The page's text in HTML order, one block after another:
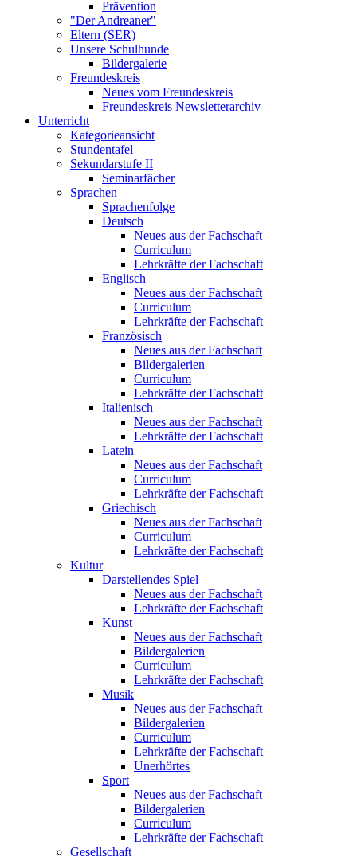
Prävention
"Der Andreaner"
Eltern (SER)
Unsere Schulhunde
Bildergalerie
Freundeskreis
Neues vom Freundeskreis
Freundeskreis Newsletterarchiv
Unterricht
Kategorieansicht
Stundentafel
Sekundarstufe II
Seminarfächer
Sprachen
Sprachenfolge
Deutsch
Neues aus der Fachschaft
Curriculum
Lehrkräfte der Fachschaft
Englisch
Neues aus der Fachschaft
Curriculum
Lehrkräfte der Fachschaft
Französisch
Neues aus der Fachschaft
Bildergalerien
Curriculum
Lehrkräfte der Fachschaft
Italienisch
Neues aus der Fachschaft
Lehrkräfte der Fachschaft
Latein
Neues aus der Fachschaft
Curriculum
Lehrkräfte der Fachschaft
Griechisch
Neues aus der Fachschaft
Curriculum
Lehrkräfte der Fachschaft
Kultur
Darstellendes Spiel
Neues aus der Fachschaft
Lehrkräfte der Fachschaft
Kunst
Neues aus der Fachschaft
Bildergalerien
Curriculum
Lehrkräfte der Fachschaft
Musik
Neues aus der Fachschaft
Bildergalerien
Curriculum
Lehrkräfte der Fachschaft
Unerhörtes
Sport
Neues aus der Fachschaft
Bildergalerien
Curriculum
Lehrkräfte der Fachschaft
Gesellschaft